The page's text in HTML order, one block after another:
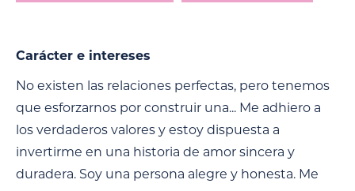
Carácter e intereses
No existen las relaciones perfectas, pero tenemos
que esforzarnos por construir una... Me adhiero a
los verdaderos valores y estoy dispuesta a
invertirme en una historia de amor sincera y
duradera. Soy una persona alegre y honesta. Me